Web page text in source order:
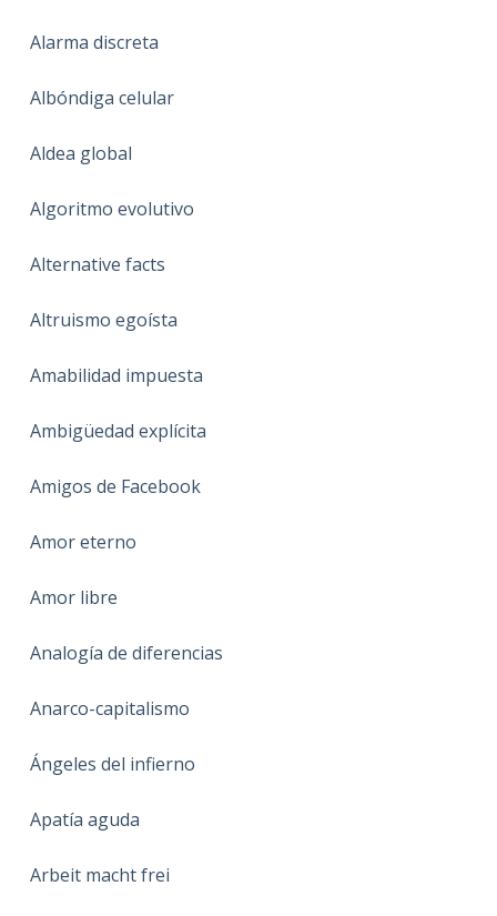
Alarma discreta
Albóndiga celular
Aldea global
Algoritmo evolutivo
Alternative facts
Altruismo egoísta
Amabilidad impuesta
Ambigüedad explícita
Amigos de Facebook
Amor eterno
Amor libre
Analogía de diferencias
Anarco-capitalismo
Ángeles del infierno
Apatía aguda
Arbeit macht frei